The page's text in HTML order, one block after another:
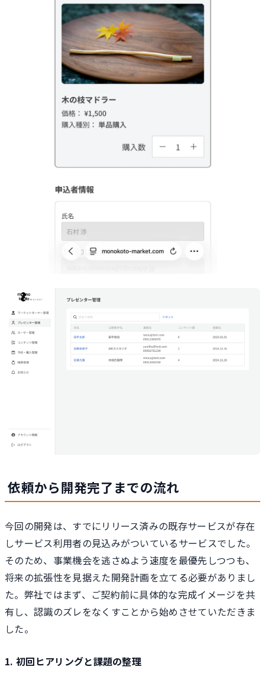
依頼から開発完了までの流れ
今回の開発は、すでにリリース済みの既存サービスが存在
しサービス利用者の見込みがついているサービスでした。
そのため、事業機会を逃さぬよう速度を最優先しつつも、
将来の拡張性を見据えた開発計画を立てる必要がありまし
た。弊社ではまず、ご契約前に具体的な完成イメージを共
有し、認識のズレをなくすことから始めさせていただきま
した。
1. 初回ヒアリングと課題の整理